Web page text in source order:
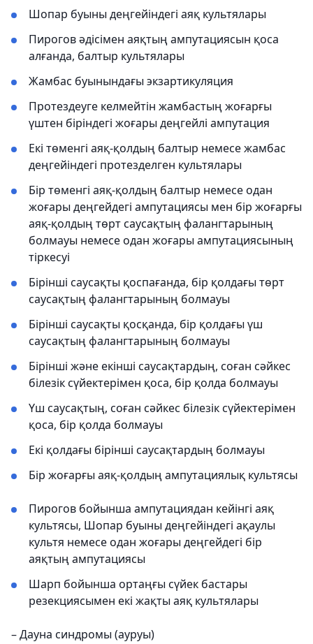
Шопар буыны деңгейіндегі аяқ культялары
Пирогов әдісімен аяқтың ампутациясын қоса
алғанда, балтыр культялары
Жамбас буынындағы экзартикуляция
Протездеуге келмейтін жамбастың жоғарғы
үштен біріндегі жоғары деңгейлі ампутация
Екі төменгі аяқ-қолдың балтыр немесе жамбас
деңгейіндегі протезделген культялары
Бір төменгі аяқ-қолдың балтыр немесе одан
жоғары деңгейдегі ампутациясы мен бір жоғарғы
аяқ-қолдың төрт саусақтың фалангтарының
болмауы немесе одан жоғары ампутациясының
тіркесуі
Бірінші саусақты қоспағанда, бір қолдағы төрт
саусақтың фалангтарының болмауы
Бірінші саусақты қосқанда, бір қолдағы үш
саусақтың фалангтарының болмауы
Бірінші және екінші саусақтардың, соған сәйкес
білезік сүйектерімен қоса, бір қолда болмауы
Үш саусақтың, соған сәйкес білезік сүйектерімен
қоса, бір қолда болмауы
Екі қолдағы бірінші саусақтардың болмауы
Бір жоғарғы аяқ-қолдың ампутациялық культясы
Пирогов бойынша ампутациядан кейінгі аяқ
культясы, Шопар буыны деңгейіндегі ақаулы
культя немесе одан жоғары деңгейдегі бір
аяқтың ампутациясы
Шарп бойынша ортаңғы сүйек бастары
резекциясымен екі жақты аяқ культялары
– Дауна синдромы (ауруы)